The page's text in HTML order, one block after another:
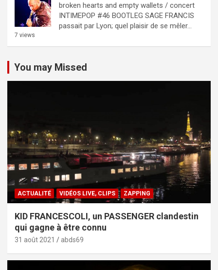
broken hearts and empty wallets / concert
INTIMEPOP #46 BOOTLEG SAGE FRANCIS
passait par Lyon; quel plaisir de se mêler...
7 views
You may Missed
ACTUALITÉ VIDÉOS LIVE, CLIPS ZAPPING
KID FRANCESCOLI, un PASSENGER clandestin
qui gagne à être connu
31 août 2021 abds69